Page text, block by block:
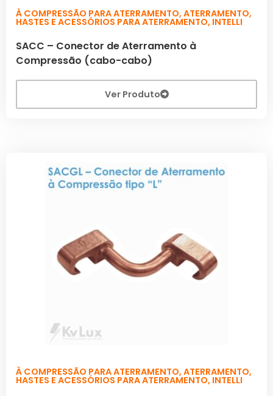
À COMPRESSÃO PARA ATERRAMENTO, ATERRAMENTO,
HASTES E ACESSÓRIOS PARA ATERRAMENTO, INTELLI
SACC – Conector de Aterramento à
Compressão (cabo-cabo)
Ver Produto
À COMPRESSÃO PARA ATERRAMENTO, ATERRAMENTO,
HASTES E ACESSÓRIOS PARA ATERRAMENTO, INTELLI